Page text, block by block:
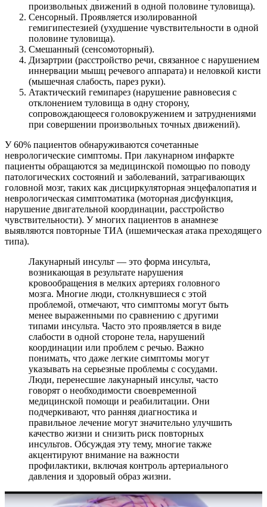
произвольных движений в одной половине туловища).
Сенсорный. Проявляется изолированной
гемигипестезией (ухудшение чувствительности в одной
половине туловища).
Смешанный (сенсомоторный).
Дизартрии (расстройство речи, связанное с нарушением
иннервации мышц речевого аппарата) и неловкой кисти
(мышечная слабость, парез руки).
Атактический гемипарез (нарушение равновесия с
отклонением туловища в одну сторону,
сопровождающееся головокружением и затруднениями
при совершении произвольных точных движений).
У 60% пациентов обнаруживаются сочетанные
неврологические симптомы. При лакунарном инфаркте
пациенты обращаются за медицинской помощью по поводу
патологических состояний и заболеваний, затрагивающих
головной мозг, таких как дисциркуляторная энцефалопатия и
неврологическая симптоматика (моторная дисфункция,
нарушение двигательной координации, расстройство
чувствительности). У многих пациентов в анамнезе
выявляются повторные ТИА (ишемическая атака преходящего
типа).
Лакунарный инсульт — это форма инсульта,
возникающая в результате нарушения
кровообращения в мелких артериях головного
мозга. Многие люди, столкнувшиеся с этой
проблемой, отмечают, что симптомы могут быть
менее выраженными по сравнению с другими
типами инсульта. Часто это проявляется в виде
слабости в одной стороне тела, нарушений
координации или проблем с речью. Важно
понимать, что даже легкие симптомы могут
указывать на серьезные проблемы с сосудами.
Люди, перенесшие лакунарный инсульт, часто
говорят о необходимости своевременной
медицинской помощи и реабилитации. Они
подчеркивают, что ранняя диагностика и
правильное лечение могут значительно улучшить
качество жизни и снизить риск повторных
инсультов. Обсуждая эту тему, многие также
акцентируют внимание на важности
профилактики, включая контроль артериального
давления и здоровый образ жизни.